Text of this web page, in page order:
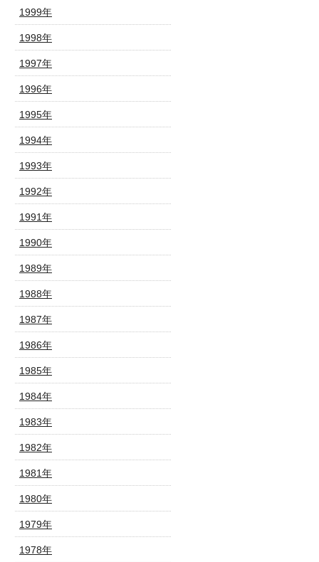
1999年
1998年
1997年
1996年
1995年
1994年
1993年
1992年
1991年
1990年
1989年
1988年
1987年
1986年
1985年
1984年
1983年
1982年
1981年
1980年
1979年
1978年